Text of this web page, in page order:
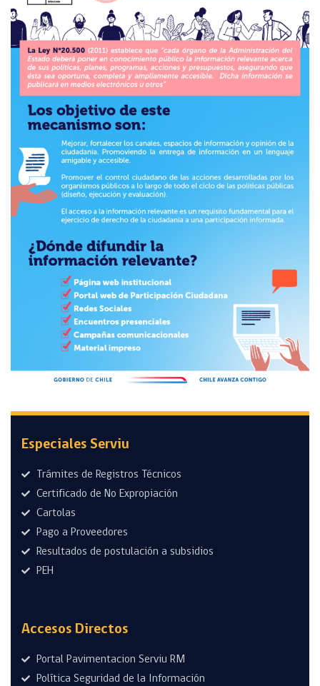
Especiales Serviu
Trámites de Registros Técnicos
Certificado de No Expropiación
Cartolas
Pago a Proveedores
Resultados de postulación a subsidios
PEH
Accesos Directos
Portal Pavimentacion Serviu RM
Política Seguridad de la Información